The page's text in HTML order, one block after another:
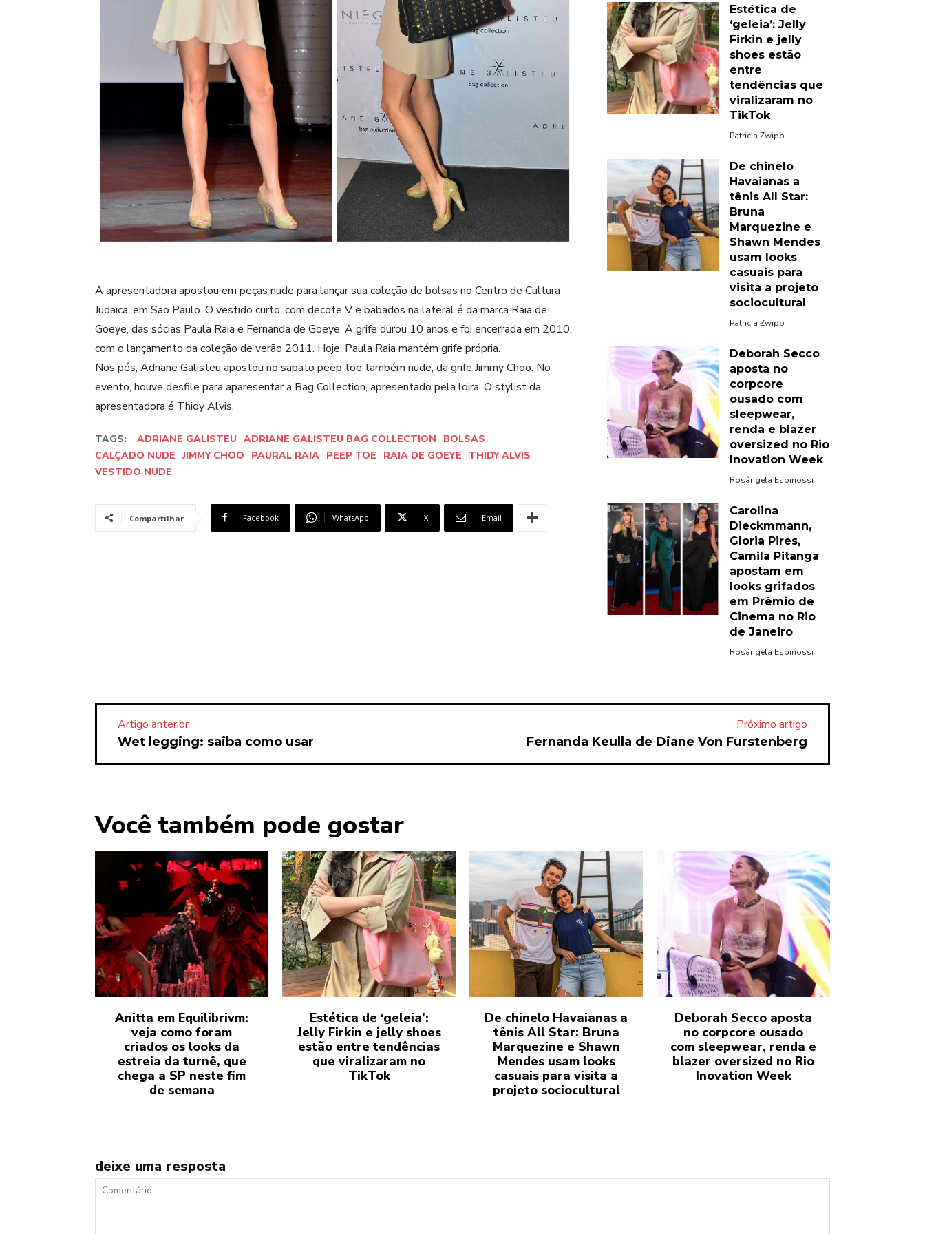
A apresentadora apostou em peças nude para lançar sua coleção de bolsas no Centro de Cultura
Judaica, em São Paulo. O vestido curto, com decote V e babados na lateral é da marca Raia de
Goeye, das sócias Paula Raia e Fernanda de Goeye. A grife durou 10 anos e foi encerrada em 2010,
com o lançamento da coleção de verão 2011. Hoje, Paula Raia mantém grife própria.
Nos pés, Adriane Galisteu apostou no sapato peep toe também nude, da grife Jimmy Choo. No
evento, houve desfile para aparesentar a Bag Collection, apresentado pela loira. O stylist da
apresentadora é Thidy Alvis.
TAGS: ADRIANE GALISTEU ADRIANE GALISTEU BAG COLLECTION
BOLSAS
CALÇADO NUDE JIMMY CHOO PAURAL RAIA PEEP TOE RAIA DE GOEYE
THIDY ALVIS
VESTIDO NUDE
Compartilhar Facebook WhatsApp X Email
Estética de
‘geleia’: Jelly
Firkin e jelly
shoes estão
entre
tendências que
viralizaram no
TikTok
Patricia Zwipp
De chinelo
Havaianas a
tênis All Star:
Bruna
Marquezine e
Shawn Mendes
usam looks
casuais para
visita a projeto
sociocultural
Patricia Zwipp
Deborah Secco
aposta no
corpcore
ousado com
sleepwear,
renda e blazer
oversized no Rio
Inovation Week
Rosângela Espinossi
Carolina
Dieckmmann,
Gloria Pires,
Camila Pitanga
apostam em
looks grifados
em Prêmio de
Cinema no Rio
de Janeiro
Rosângela Espinossi
Artigo anterior
Wet legging: saiba como usar
Próximo artigo
Fernanda Keulla de Diane Von Furstenberg
Você também pode gostar
Anitta em Equilibrivm:
veja como foram
criados os looks da
estreia da turnê, que
chega a SP neste fim
de semana
Estética de ‘geleia’:
Jelly Firkin e jelly shoes
estão entre tendências
que viralizaram no
TikTok
De chinelo Havaianas a
tênis All Star: Bruna
Marquezine e Shawn
Mendes usam looks
casuais para visita a
projeto sociocultural
Deborah Secco aposta
no corpcore ousado
com sleepwear, renda e
blazer oversized no Rio
Inovation Week
deixe uma resposta